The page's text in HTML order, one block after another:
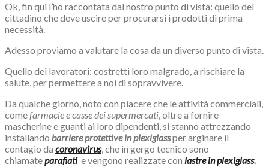
Ok, fin qui l’ho raccontata dal nostro punto di vista: quello del
cittadino che deve uscire per procurarsi i prodotti di prima
necessità.
Adesso proviamo a valutare la cosa da un diverso punto di vista.
Quello dei lavoratori: costretti loro malgrado, a rischiare la
salute, per permettere a noi di sopravvivere.
Da qualche giorno, noto con piacere che le attività commerciali,
comefarmacie e casse dei supermercati, oltre a fornire
mascherine e guanti ai loro dipendenti, si stanno attrezzando
installando barriere protettive in plexiglassper arginare il
contagio da coronavirus, che in gergo tecnico sono
chiamateparafiatie vengono realizzate con lastre in plexiglass.